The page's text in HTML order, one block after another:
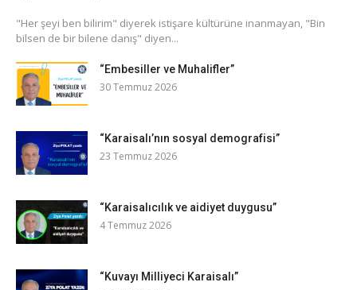
​"Her şeyi ben bilirim" diyerek istişare kültürüne inanmayan, "Bin
bilsen de bir bilene danış" diyen...
“Embesiller ve Muhalifler”
30 Temmuz 2026
“Karaisalı’nın sosyal demografisi”
23 Temmuz 2026
“Karaisalıcılık ve aidiyet duygusu”
4 Temmuz 2026
“Kuvayı Milliyeci Karaisalı”